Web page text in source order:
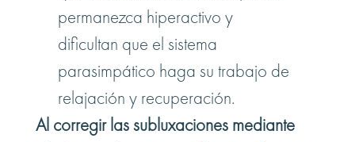
permanezca hiperactivo y
dificultan que el sistema
parasimpático haga su trabajo de
relajación y recuperación.
Al corregir las subluxaciones mediante